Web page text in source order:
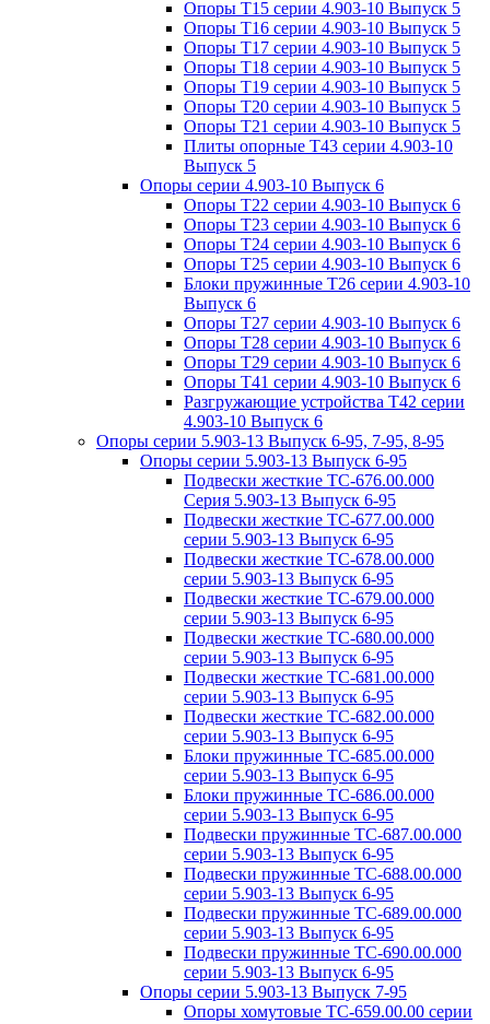
Опоры Т15 серии 4.903-10 Выпуск 5
Опоры Т16 серии 4.903-10 Выпуск 5
Опоры Т17 серии 4.903-10 Выпуск 5
Опоры Т18 серии 4.903-10 Выпуск 5
Опоры Т19 серии 4.903-10 Выпуск 5
Опоры Т20 серии 4.903-10 Выпуск 5
Опоры Т21 серии 4.903-10 Выпуск 5
Плиты опорные Т43 серии 4.903-10
Выпуск 5
Опоры серии 4.903-10 Выпуск 6
Опоры Т22 серии 4.903-10 Выпуск 6
Опоры Т23 серии 4.903-10 Выпуск 6
Опоры Т24 серии 4.903-10 Выпуск 6
Опоры Т25 серии 4.903-10 Выпуск 6
Блоки пружинные Т26 серии 4.903-10
Выпуск 6
Опоры Т27 серии 4.903-10 Выпуск 6
Опоры Т28 серии 4.903-10 Выпуск 6
Опоры Т29 серии 4.903-10 Выпуск 6
Опоры Т41 серии 4.903-10 Выпуск 6
Разгружающие устройства Т42 серии
4.903-10 Выпуск 6
Опоры серии 5.903-13 Выпуск 6-95, 7-95, 8-95
Опоры серии 5.903-13 Выпуск 6-95
Подвески жесткие ТС-676.00.000
Серия 5.903-13 Выпуск 6-95
Подвески жесткие ТС-677.00.000
серии 5.903-13 Выпуск 6-95
Подвески жесткие ТС-678.00.000
серии 5.903-13 Выпуск 6-95
Подвески жесткие ТС-679.00.000
серии 5.903-13 Выпуск 6-95
Подвески жесткие ТС-680.00.000
серии 5.903-13 Выпуск 6-95
Подвески жесткие ТС-681.00.000
серии 5.903-13 Выпуск 6-95
Подвески жесткие ТС-682.00.000
серии 5.903-13 Выпуск 6-95
Блоки пружинные ТС-685.00.000
серии 5.903-13 Выпуск 6-95
Блоки пружинные ТС-686.00.000
серии 5.903-13 Выпуск 6-95
Подвески пружинные ТС-687.00.000
серии 5.903-13 Выпуск 6-95
Подвески пружинные ТС-688.00.000
серии 5.903-13 Выпуск 6-95
Подвески пружинные ТС-689.00.000
серии 5.903-13 Выпуск 6-95
Подвески пружинные ТС-690.00.000
серии 5.903-13 Выпуск 6-95
Опоры серии 5.903-13 Выпуск 7-95
Опоры хомутовые ТС-659.00.00 серии